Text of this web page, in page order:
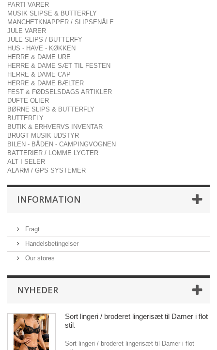
PARTI VARER
MUSIK SLIPSE & BUTTERFLY
MANCHETKNAPPER / SLIPSENÅLE
JULE VARER
JULE SLIPS / BUTTERFY
HUS - HAVE - KØKKEN
HERRE & DAME URE
HERRE & DAME SÆT TIL FESTEN
HERRE & DAME CAP
HERRE & DAME BÆLTER
FEST & FØDSELSDAGS ARTIKLER
DUFTE OLIER
BØRNE SLIPS & BUTTERFLY
BUTTERFLY
BUTIK & ERHVERVS INVENTAR
BRUGT MUSIK UDSTYR
BILEN - BÅDEN - CAMPINGVOGNEN
BATTERIER / LOMME LYGTER
ALT I SELER
ALARM / GPS SYSTEMER
INFORMATION
Fragt
Handelsbetingelser
Our stores
NYHEDER
Sort lingeri / broderet lingerisæt til Damer i flot
stil.
Sort lingeri / broderet lingerisæt til Damer i flot